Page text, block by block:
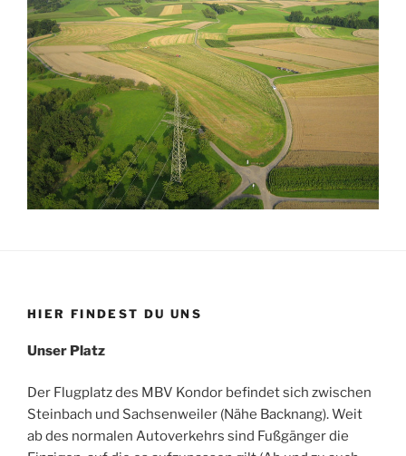
HIER FINDEST DU UNS
Unser Platz
Der Flugplatz des MBV Kondor befindet sich zwischen
Steinbach und Sachsenweiler (Nähe Backnang). Weit
ab des normalen Autoverkehrs sind Fußgänger die